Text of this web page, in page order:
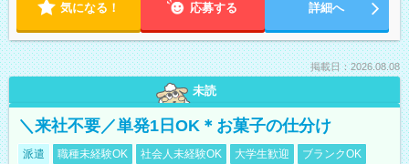
気になる！ 応募する 詳細へ
掲載日：2026.08.08
未読
＼来社不要／単発1日OK＊お菓子の仕分け
派遣 職種未経験OK 社会人未経験OK 大学生歓迎
ブランクOK